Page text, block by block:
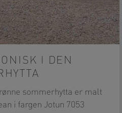
I DEN
sommerhytta er malt
i fargen Jotun 7053